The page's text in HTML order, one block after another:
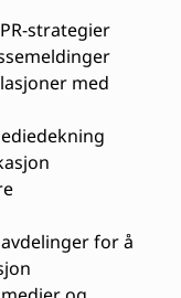
strategier
med
for å